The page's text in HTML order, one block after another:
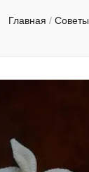
Главная / Советы